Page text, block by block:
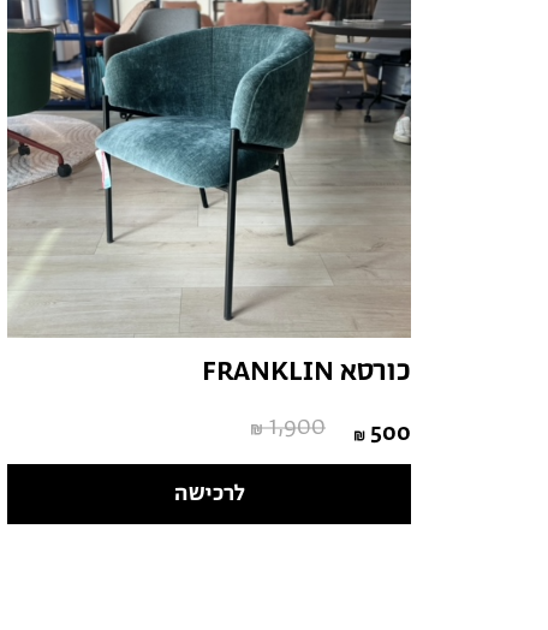
כורסא FRANKLIN
500
1,900
לרכישה